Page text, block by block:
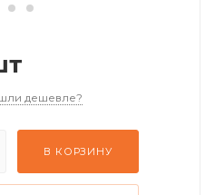
дешевле?
В КОРЗИНУ